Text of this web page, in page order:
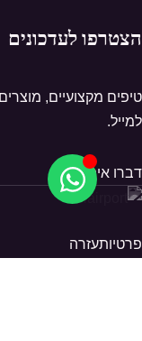
הצטרפו לעדכונים
טיפים מקצועיים,
למייל.
דברו איתנו
פרטיותעזרה